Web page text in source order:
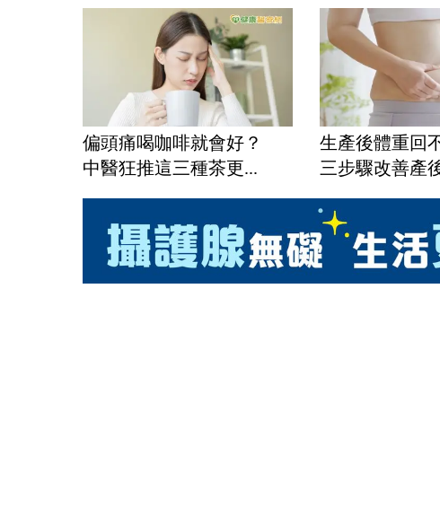
偏頭痛喝咖啡就會好？
中醫狂推這三種茶更...
生產後體重回
三步驟改善產